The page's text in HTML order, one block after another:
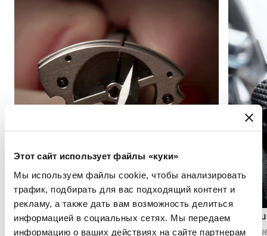
Этот сайт использует файлы «куки»
Мы используем файлы cookie, чтобы анализировать
трафик, подбирать для вас подходящий контент и
рекламу, а также дать вам возможность делиться
информацией в социальных сетях. Мы передаем
информацию о ваших действиях на сайте партнерам
Англаж
Англаж заключается в снятии фаски и